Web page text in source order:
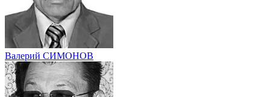
Валерий СИМОНОВ